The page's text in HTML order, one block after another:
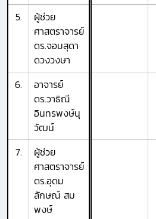
5.
ผู้ช่วย
ศาสตราจารย์
ดร.จอมสุดา
ดวงวงษา
6.
อาจารย์
ดร.วาธิณี
อินทรพงษ์นุ
วัฒน์
7.
ผู้ช่วย
ศาสตราจารย์
ดร.อุดม
ลักษณ์ สม
พงษ์